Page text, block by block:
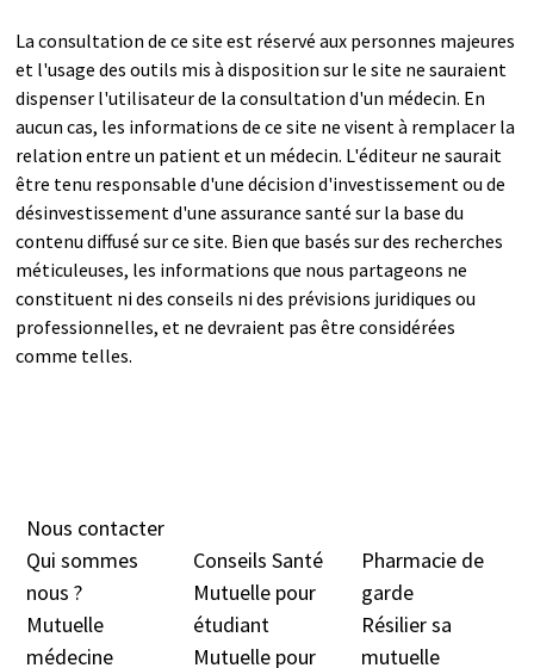
La consultation de ce site est réservé aux personnes majeures
et l'usage des outils mis à disposition sur le site ne sauraient
dispenser l'utilisateur de la consultation d'un médecin. En
aucun cas, les informations de ce site ne visent à remplacer la
relation entre un patient et un médecin. L'éditeur ne saurait
être tenu responsable d'une décision d'investissement ou de
désinvestissement d'une assurance santé sur la base du
contenu diffusé sur ce site. Bien que basés sur des recherches
méticuleuses, les informations que nous partageons ne
constituent ni des conseils ni des prévisions juridiques ou
professionnelles, et ne devraient pas être considérées
comme telles.
Nous contacter
Qui sommes
nous ?
Mutuelle
médecine
Conseils Santé
Mutuelle pour
étudiant
Mutuelle pour
Pharmacie de
garde
Résilier sa
mutuelle